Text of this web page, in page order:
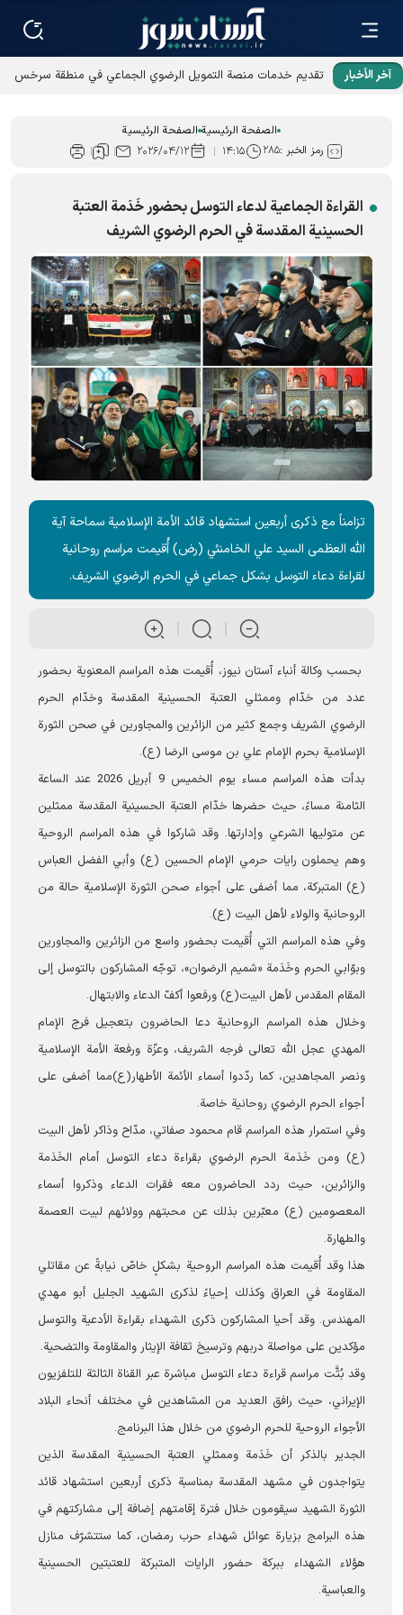
آخر الأخبار
تقديم خدمات منصة التمويل الرضوي الجماعي في منطقة سرخس
الصفحة الرئيسية الصفحة الرئيسية
رمز الخبر :۲۸۵ ۱۴:۱۵ ۲۰۲۶/۰۴/۱۲
القراءة الجماعية لدعاء التوسل بحضور خَدَمة العتبة
الحسينية المقدسة في الحرم الرضوي الشریف
تزامناً مع ذكرى أربعين استشهاد قائد الأمة الإسلامية سماحة آية
الله العظمى السيد علي الخامنئي (رض) أُقيمت مراسم روحانية
لقراءة دعاء التوسل بشكل جماعي في الحرم الرضوي الشریف.
بحسب وکالة أنباء آستان نیوز، أُقيمت هذه المراسم المعنوية بحضور
عدد من خدّام وممثلي العتبة الحسينية المقدسة وخدّام الحرم
الرضوي الشریف وجمع كثیر من الزائرين والمجاورين في صحن الثورة
الإسلامية بحرم الإمام علي بن موسى الرضا (ع).
بدأت هذه المراسم مساء يوم الخميس 9 أبریل 2026 عند الساعة
الثامنة مساءً، حيث حضرها خدّام العتبة الحسينية المقدسة ممثلين
عن متوليها الشرعي وإدارتها. وقد شاركوا في هذه المراسم الروحية
وهم يحملون رايات حرمي الإمام الحسين (ع) وأبي الفضل العباس
(ع) المتبرکة، مما أضفى على أجواء صحن الثورة الإسلامية حالة من
الروحانية والولاء لأهل البيت (ع).
وفي هذه المراسم التي أُقيمت بحضور واسع من الزائرين والمجاورين
وبوّابي الحرم وخَدَمة «شميم الرضوان»، توجّه المشاركون بالتوسل إلى
المقام المقدس لأهل البيت(ع) ورفعوا أكفّ الدعاء والابتهال.
وخلال هذه المراسم الروحانیة دعا الحاضرون بتعجيل فرج الإمام
المهدي عجل الله تعالى فرجه الشريف، وعزّة ورفعة الأمة الإسلامية
ونصر المجاهدين، كما ردّدوا أسماء الأئمة الأطهار(ع)مما أضفى على
أجواء الحرم الرضوي روحانية خاصة.
وفي استمرار هذه المراسم قام محمود صفاتي، مدّاح وذاكر لأهل البيت
(ع) ومن خَدَمة الحرم الرضوي بقراءة دعاء التوسل أمام الخَدَمة
والزائرين، حيث ردد الحاضرون معه فقرات الدعاء وذكروا أسماء
المعصومين (ع) معبّرين بذلك عن محبتهم وولائهم لبیت العصمة
والطهارة.
هذا وقد أُقيمت هذه المراسم الروحية بشكلٍ خاصّ نيابةً عن مقاتلي
المقاومة في العراق وكذلك إحياءً لذكرى الشهيد الجليل أبو مهدي
المهندس. وقد أحيا المشاركون ذكرى الشهداء بقراءة الأدعية والتوسل
مؤكدين على مواصلة دربهم وترسيخ ثقافة الإيثار والمقاومة والتضحية.
وقد بُثَّت مراسم قراءة دعاء التوسل مباشرة عبر القناة الثالثة للتلفزيون
الإيراني، حيث رافق العديد من المشاهدين في مختلف أنحاء البلاد
الأجواء الروحية للحرم الرضوي من خلال هذا البرنامج.
الجدير بالذكر أن خَدَمة وممثلي العتبة الحسينية المقدسة الذين
يتواجدون في مشهد المقدسة بمناسبة ذكرى أربعين استشهاد قائد
الثورة الشهيد سيقومون خلال فترة إقامتهم إضافة إلى مشاركتهم في
هذه البرامج بزيارة عوائل شهداء حرب رمضان، كما ستتشرّف منازل
هؤلاء الشهداء ببركة حضور الرايات المتبركة للعتبتين الحسينية
والعباسية.